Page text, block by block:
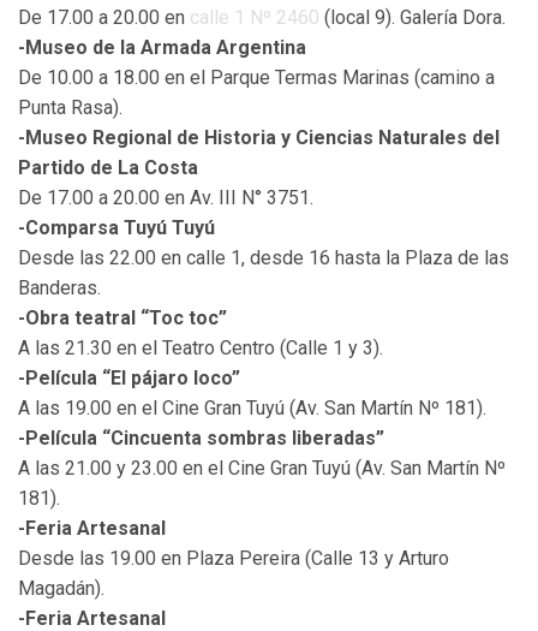
De 17.00 a 20.00 en calle 1 Nº 2460 (local 9). Galería Dora.
-Museo de la Armada Argentina
De 10.00 a 18.00 en el Parque Termas Marinas (camino a
Punta Rasa).
-Museo Regional de Historia y Ciencias Naturales del
Partido de La Costa
De 17.00 a 20.00 en Av. III N° 3751.
-Comparsa Tuyú Tuyú
Desde las 22.00 en calle 1, desde 16 hasta la Plaza de las
Banderas.
-Obra teatral “Toc toc”
A las 21.30 en el Teatro Centro (Calle 1 y 3).
-Película “El pájaro loco”
A las 19.00 en el Cine Gran Tuyú (Av. San Martín Nº 181).
-Película “Cincuenta sombras liberadas”
A las 21.00 y 23.00 en el Cine Gran Tuyú (Av. San Martín Nº
181).
-Feria Artesanal
Desde las 19.00 en Plaza Pereira (Calle 13 y Arturo
Magadán).
-Feria Artesanal